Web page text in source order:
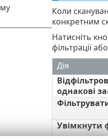
Коли
конкретним
Натисніть
фільтрації
Дія
однакові
Увімкнути